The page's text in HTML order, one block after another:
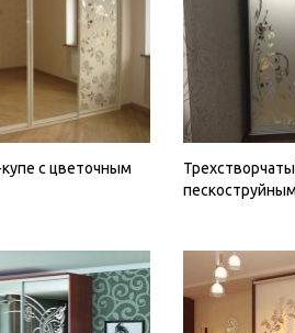
с цветочным